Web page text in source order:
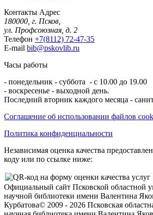
Контакты Адрес
180000, г. Псков,
ул. Профсоюзная, д. 2
Телефон +7(8112) 72-47-35
E-mail bib@pskovlib.ru
Часы работы
- понедельник - суббота - с 10.00 до 19.00
- воскресенье - выходной день.
Последний вторник каждого месяца -
Соглашение об использовании файлов
Политика конфиденциальности
Независимая оценка качества
коду или по ссылке ниже:
Официальный сайт Псковской областной
научной библиотеки имени Валентина
Курбатова© 2009 - 2026 Псковская